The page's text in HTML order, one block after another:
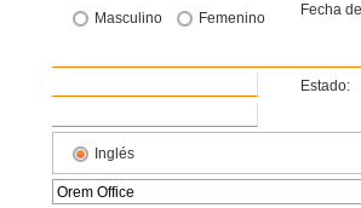
Masculino Femenino Fecha
Estado:
Inglés